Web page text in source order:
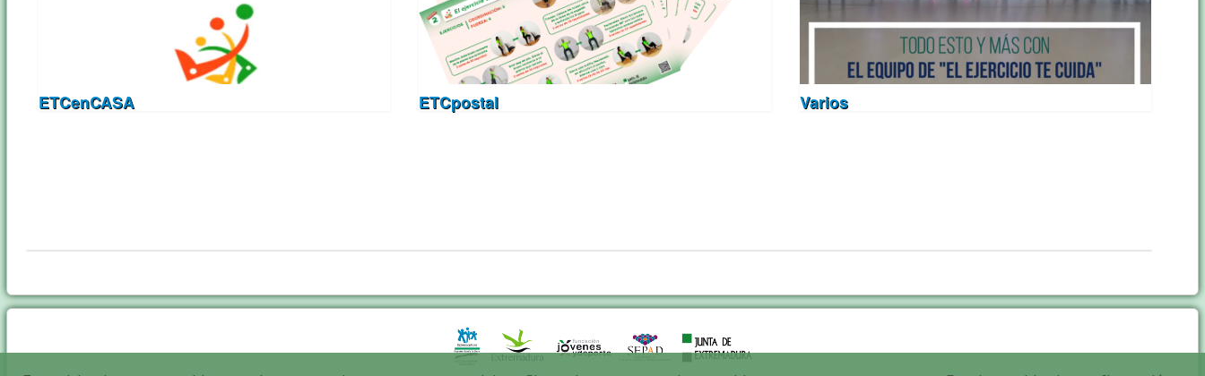
ETCenCASA ETCpostal Varios